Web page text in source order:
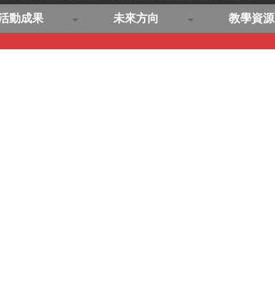
動成果 未來方向 教學資源